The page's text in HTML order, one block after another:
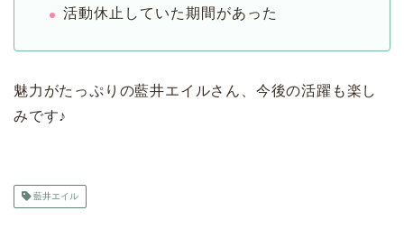
活動休止していた期間があった
魅力がたっぷりの藍井エイルさん、今後の活躍も楽し
みです♪
藍井エイル